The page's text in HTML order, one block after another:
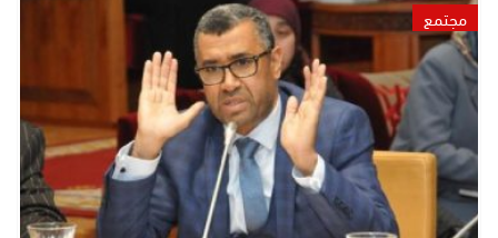
مجتمع